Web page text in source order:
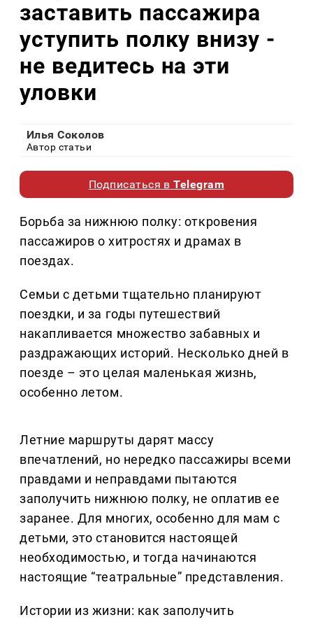
заставить пассажира
уступить полку внизу -
не ведитесь на эти
уловки
Илья Соколов
Автор статьи
Подписаться вTelegram
Борьба за нижнюю полку: откровения
пассажиров о хитростях и драмах в
поездах.
Семьи с детьми тщательно планируют
поездки, и за годы путешествий
накапливается множество забавных и
раздражающих историй. Несколько дней в
поезде – это целая маленькая жизнь,
особенно летом.
Летние маршруты дарят массу
впечатлений, но нередко пассажиры всеми
правдами и неправдами пытаются
заполучить нижнюю полку, не оплатив ее
заранее. Для многих, особенно для мам с
детьми, это становится настоящей
необходимостью, и тогда начинаются
настоящие “театральные” представления.
Истории из жизни: как заполучить